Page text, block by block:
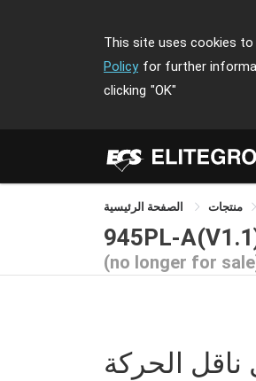
This site uses cookies to
Policy for further
clicking "OK"
منتجات
945PL-
(no longer for